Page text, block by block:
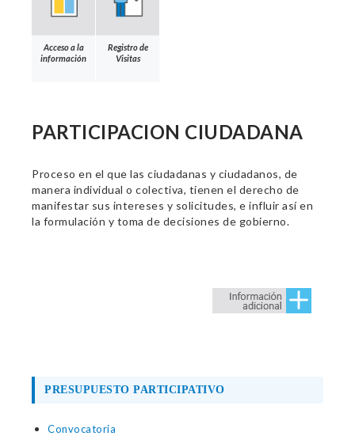
Acceso a la
información
Registro de
Visitas
PARTICIPACION CIUDADANA
Proceso en el que las ciudadanas y ciudadanos, de
manera individual o colectiva, tienen el derecho de
manifestar sus intereses y solicitudes, e influir así en
la formulación y toma de decisiones de gobierno.
PRESUPUESTO PARTICIPATIVO
Convocatoria